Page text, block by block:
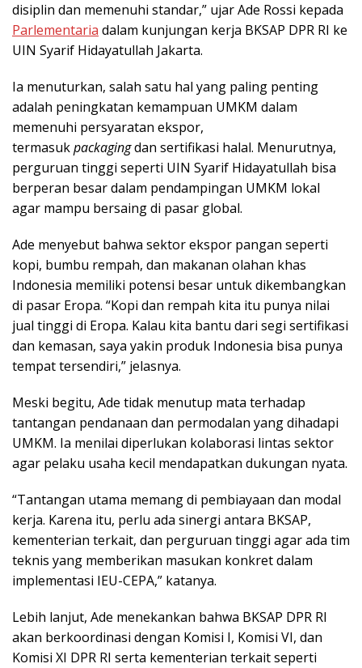
disiplin dan memenuhi standar,” ujar Ade Rossi kepada
Parlementaria dalam kunjungan kerja BKSAP DPR RI ke
UIN Syarif Hidayatullah Jakarta.
Ia menuturkan, salah satu hal yang paling penting
adalah peningkatan kemampuan UMKM dalam
memenuhi persyaratan ekspor,
termasukpackagingdan sertifikasi halal. Menurutnya,
perguruan tinggi seperti UIN Syarif Hidayatullah bisa
berperan besar dalam pendampingan UMKM lokal
agar mampu bersaing di pasar global.
Ade menyebut bahwa sektor ekspor pangan seperti
kopi, bumbu rempah, dan makanan olahan khas
Indonesia memiliki potensi besar untuk dikembangkan
di pasar Eropa. “Kopi dan rempah kita itu punya nilai
jual tinggi di Eropa. Kalau kita bantu dari segi sertifikasi
dan kemasan, saya yakin produk Indonesia bisa punya
tempat tersendiri,” jelasnya.
Meski begitu, Ade tidak menutup mata terhadap
tantangan pendanaan dan permodalan yang dihadapi
UMKM. Ia menilai diperlukan kolaborasi lintas sektor
agar pelaku usaha kecil mendapatkan dukungan nyata.
“Tantangan utama memang di pembiayaan dan modal
kerja. Karena itu, perlu ada sinergi antara BKSAP,
kementerian terkait, dan perguruan tinggi agar ada tim
teknis yang memberikan masukan konkret dalam
implementasi IEU-CEPA,” katanya.
Lebih lanjut, Ade menekankan bahwa BKSAP DPR RI
akan berkoordinasi dengan Komisi I, Komisi VI, dan
Komisi XI DPR RI serta kementerian terkait seperti